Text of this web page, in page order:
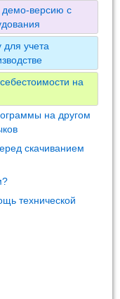
демо-версию с
учета
на
на другом
скачиванием
технической